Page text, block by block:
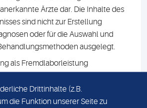
Ärzte dar. Die Inhalte des
sind nicht zur Erstellung
oder für die Auswahl und
ausgelegt.
als Fremdlaborleistung
mit. Mit der Beauftragung der
erklären Sie sich mit dieser
Drittinhalte (z.B.
die Funktion unserer Seite zu